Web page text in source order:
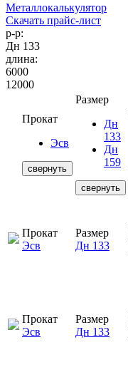
Металлокалькулятор
Скачать прайс-лист
р-р:
Дн 133
длина:
6000
12000
Прокат
Эсв
свернуть
Размер
Дн
133
Дн
159
свернуть
Прокат
Эсв
Размер
Дн 133
Прокат
Эсв
Размер
Дн 133